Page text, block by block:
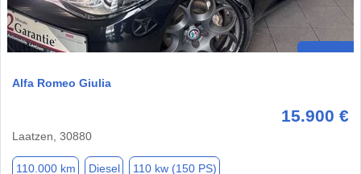
Alfa Romeo Giulia
15.900 €
Laatzen, 30880
110.000 km Diesel 110 kw (150 PS)